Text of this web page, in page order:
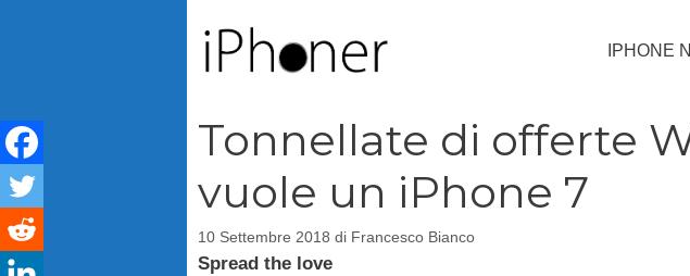
IPHONE
Tonnellate di offerte
vuole un iPhone 7
10 Settembre 2018 di Francesco Bianco
Spread the love